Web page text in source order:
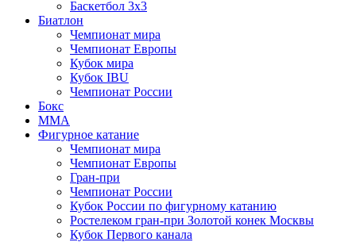
Баскетбол 3х3
Биатлон
Чемпионат мира
Чемпионат Европы
Кубок мира
Кубок IBU
Чемпионат России
Бокс
MMA
Фигурное катание
Чемпионат мира
Чемпионат Европы
Гран-при
Чемпионат России
Кубок России по фигурному катанию
Ростелеком гран-при Золотой конек Москвы
Кубок Первого канала